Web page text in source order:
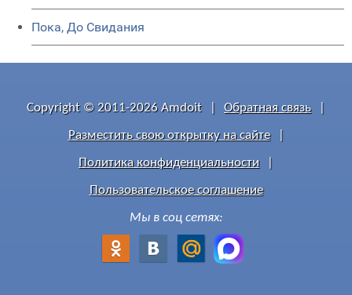
Пока, До Свидания
Copyright © 2011-2026 Amdoit Обратная связь
Разместить свою открытку на сайте
Политика конфиденциальности
Пользовательское соглашение
Мы в соц сетях: